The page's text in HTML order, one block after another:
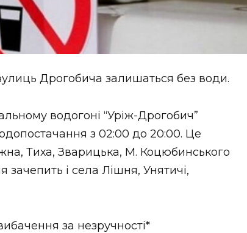
Дрогобича залишаться без води.
водогоні “Уріж-Дрогобич”
з 02:00 до 20:00. Це
Тиха, Зварицька, М. Коцюбинського
зачепить і села Лішня, Унятичі,
за незручності*